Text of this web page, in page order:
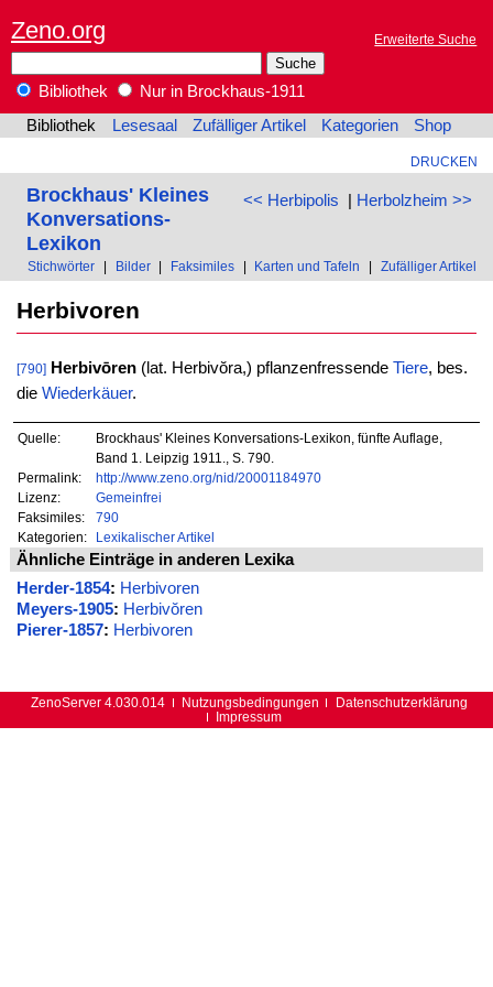
Zeno.org Erweiterte Suche
Bibliothek
Nur in Brockhaus-1911
Bibliothek
Lesesaal Zufälliger Artikel Kategorien Shop
DRUCKEN
<< Herbipolis | Herbolzheim >>
Brockhaus' Kleines
Konversations-
Lexikon
Stichwörter Bilder Faksimiles Karten und Tafeln Zufälliger Artikel
Herbivoren
[790] Herbivōren(lat. Herbivŏra,) pflanzenfressende Tiere, bes.
die Wiederkäuer.
Quelle:
Brockhaus' Kleines Konversations-Lexikon, fünfte Auflage,
Band 1. Leipzig 1911., S. 790.
Permalink:
http://www.zeno.org/nid/20001184970
Lizenz:
Gemeinfrei
Faksimiles:
790
Kategorien:
Lexikalischer Artikel
Ähnliche Einträge in anderen Lexika
Herder-1854: Herbivoren
Meyers-1905: Herbivŏren
Pierer-1857: Herbivoren
ZenoServer 4.030.014 Nutzungsbedingungen
Datenschutzerklärung
Impressum